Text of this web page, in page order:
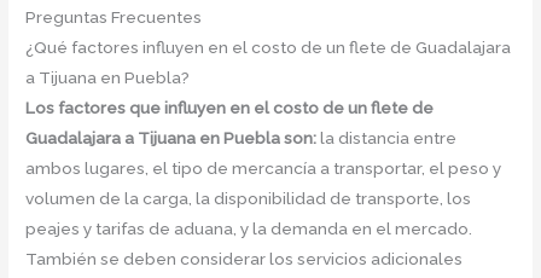
Preguntas Frecuentes
¿Qué factores influyen en el costo de un flete de Guadalajara
a Tijuana en Puebla?
Los factores que influyen en el costo de un flete de
Guadalajara a Tijuana en Puebla son:la distancia entre
ambos lugares, el tipo de mercancía a transportar, el peso y
volumen de la carga, la disponibilidad de transporte, los
peajes y tarifas de aduana, y la demanda en el mercado.
También se deben considerar los servicios adicionales